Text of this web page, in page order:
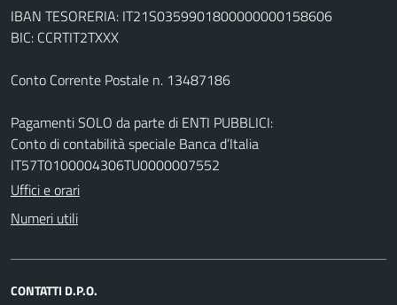
IBAN TESORERIA: IT21S0359901800000000158606
BIC: CCRTIT2TXXX
Conto Corrente Postale n. 13487186
Pagamenti SOLO da parte di ENTI PUBBLICI:
Conto di contabilità speciale Banca d’Italia
IT57T0100004306TU0000007552
Uffici e orari
Numeri utili
CONTATTI D.P.O.